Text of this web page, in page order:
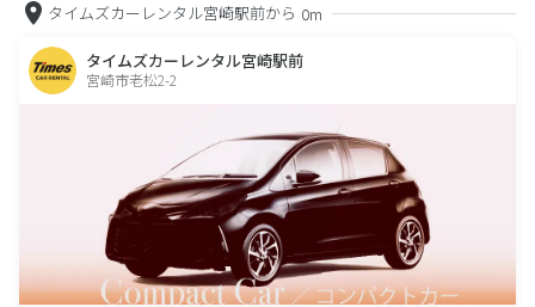
タイムズカーレンタル宮崎駅前から 0m
タイムズカーレンタル宮崎駅前
宮崎市老松2-2